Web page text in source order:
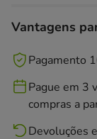
Vantagens
Pagamento
Pague em 3
compras a
Devoluções